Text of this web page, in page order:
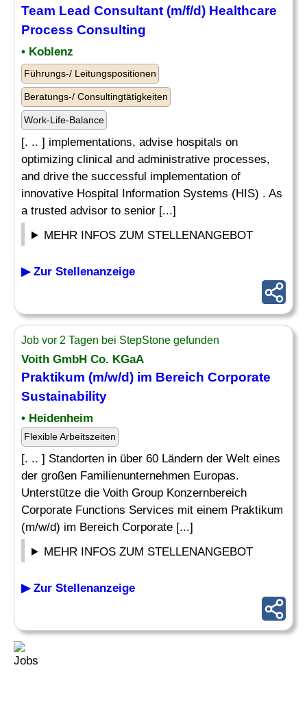
Team Lead Consultant (m/f/d) Healthcare
Process Consulting
• Koblenz
Führungs-/ Leitungspositionen
Beratungs-/ Consultingtätigkeiten
Work-Life-Balance
[. .. ] implementations, advise hospitals on
optimizing clinical and administrative processes,
and drive the successful implementation of
innovative Hospital Information Systems (HIS) . As
a trusted advisor to senior [...]
MEHR INFOS ZUM STELLENANGEBOT
▶ Zur Stellenanzeige
Job vor 2 Tagen bei StepStone gefunden
Voith GmbH Co. KGaA
Praktikum (m/w/d) im Bereich Corporate
Sustainability
• Heidenheim
Flexible Arbeitszeiten
[. .. ] Standorten in über 60 Ländern der Welt eines
der großen Familienunternehmen Europas.
Unterstütze die Voith Group Konzernbereich
Corporate Functions Services mit einem Praktikum
(m/w/d) im Bereich Corporate [...]
MEHR INFOS ZUM STELLENANGEBOT
▶ Zur Stellenanzeige